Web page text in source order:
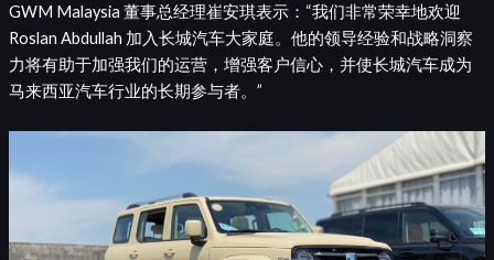
GWM Malaysia 董事总经理崔安琪表示：“我们非常荣幸地欢迎
Roslan Abdullah 加入长城汽车大家庭。他的领导经验和战略洞察
力将有助于加强我们的运营，增强客户信心，并使长城汽车成为
马来西亚汽车行业的长期参与者。”